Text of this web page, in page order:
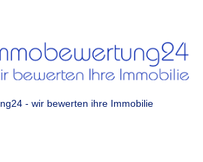
- wir bewerten ihre Immobilie